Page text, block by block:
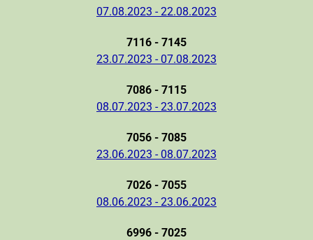
07.08.2023 - 22.08.2023
7116 - 7145
23.07.2023 - 07.08.2023
7086 - 7115
08.07.2023 - 23.07.2023
7056 - 7085
23.06.2023 - 08.07.2023
7026 - 7055
08.06.2023 - 23.06.2023
6996 - 7025